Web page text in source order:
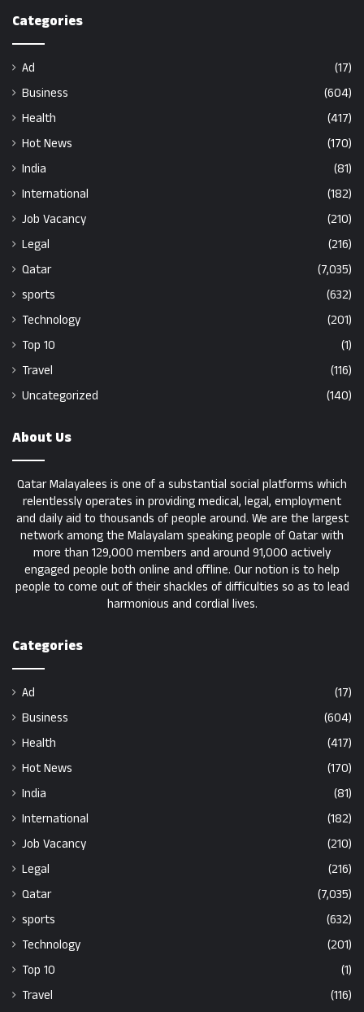
Categories
Ad
(17)
Business
(604)
Health
(417)
Hot News
(170)
India
(81)
International
(182)
Job Vacancy
(210)
Legal
(216)
Qatar
(7,035)
sports
(632)
Technology
(201)
Top 10
(1)
Travel
(116)
Uncategorized
(140)
About Us
Qatar Malayalees is one of a substantial social platforms which
relentlessly operates in providing medical, legal, employment
and daily aid to thousands of people around. We are the largest
network among the Malayalam speaking people of Qatar with
more than 129,000 members and around 91,000 actively
engaged people both online and offline. Our notion is to help
people to come out of their shackles of difficulties so as to lead
harmonious and cordial lives.
Categories
Ad
(17)
Business
(604)
Health
(417)
Hot News
(170)
India
(81)
International
(182)
Job Vacancy
(210)
Legal
(216)
Qatar
(7,035)
sports
(632)
Technology
(201)
Top 10
(1)
Travel
(116)